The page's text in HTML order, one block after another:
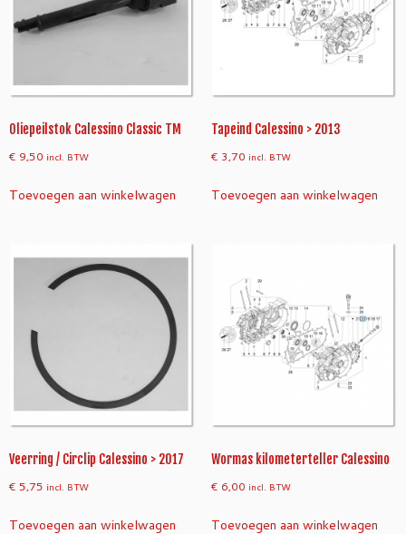
Oliepeilstok Calessino Classic TM
€ 9,50 incl. BTW
Toevoegen aan winkelwagen
Tapeind Calessino > 2013
€ 3,70 incl. BTW
Toevoegen aan winkelwagen
Veerring / Circlip Calessino > 2017
€ 5,75 incl. BTW
Toevoegen aan winkelwagen
Wormas kilometerteller Calessino
€ 6,00 incl. BTW
Toevoegen aan winkelwagen